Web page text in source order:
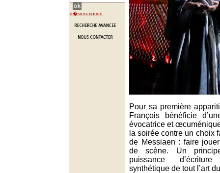
d�sinscription
Pour sa première
François bénéficie
évocatrice et
la soirée contre un choix
de Messiaen : faire
de scène. Un
puissance
synthétique de tout l’art